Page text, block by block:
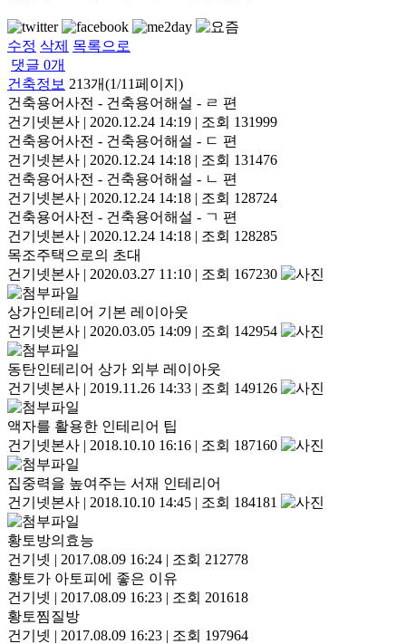
수정 삭제 목록으로
댓글 0개
건축정보 213개(1/11페이지)
건축용어사전 - 건축용어해설 - ㄹ 편
건기넷본사 | 2020.12.24 14:19 | 조회 131999
건축용어사전 - 건축용어해설 - ㄷ 편
건기넷본사 | 2020.12.24 14:18 | 조회 131476
건축용어사전 - 건축용어해설 - ㄴ 편
건기넷본사 | 2020.12.24 14:18 | 조회 128724
건축용어사전 - 건축용어해설 - ㄱ 편
건기넷본사 | 2020.12.24 14:18 | 조회 128285
목조주택으로의 초대
건기넷본사 | 2020.03.27 11:10 | 조회 167230
상가인테리어 기본 레이아웃
건기넷본사 | 2020.03.05 14:09 | 조회 142954
동탄인테리어 상가 외부 레이아웃
건기넷본사 | 2019.11.26 14:33 | 조회 149126
액자를 활용한 인테리어 팁
건기넷본사 | 2018.10.10 16:16 | 조회 187160
집중력을 높여주는 서재 인테리어
건기넷본사 | 2018.10.10 14:45 | 조회 184181
황토방의효능
건기넷 | 2017.08.09 16:24 | 조회 212778
황토가 아토피에 좋은 이유
건기넷 | 2017.08.09 16:23 | 조회 201618
황토찜질방
건기넷 | 2017.08.09 16:23 | 조회 197964